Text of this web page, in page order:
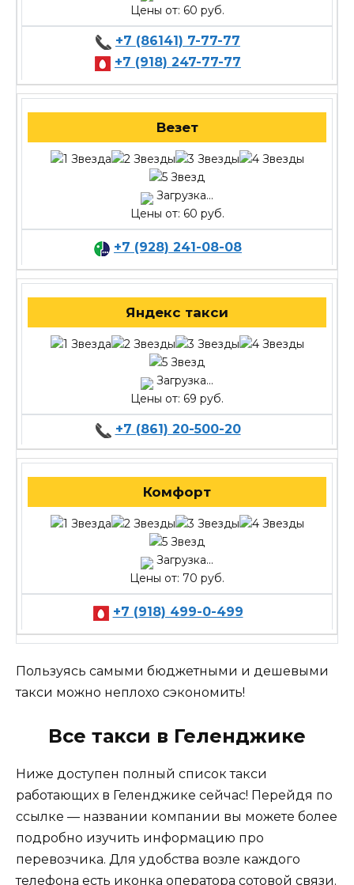
Цены от: 60 руб.
+7 (86141) 7-77-77
+7 (918) 247-77-77
Везет
Загрузка...
Цены от: 60 руб.
+7 (928) 241-08-08
Яндекс такси
Загрузка...
Цены от: 69 руб.
+7 (861) 20-500-20
Комфорт
Загрузка...
Цены от: 70 руб.
+7 (918) 499-0-499
Пользуясь самыми бюджетными и дешевыми
такси можно неплохо сэкономить!
Все такси в Геленджике
Ниже доступен полный список такси
работающих в Геленджике сейчас! Перейдя по
ссылке — названии компании вы можете более
подробно изучить информацию про
перевозчика. Для удобства возле каждого
телефона есть иконка оператора сотовой связи.